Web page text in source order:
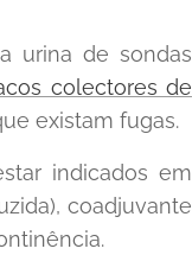
urina de sondas
colectores de
existam fugas.
indicados em
coadjuvante